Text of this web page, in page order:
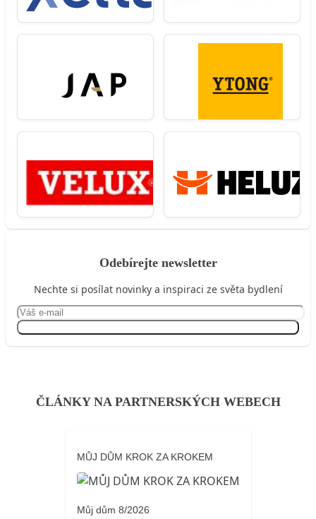
Odebírejte newsletter
Nechte si posílat novinky a inspiraci ze světa bydlení
ČLÁNKY NA PARTNERSKÝCH WEBECH
MŮJ DŮM KROK ZA KROKEM
Můj dům 8/2026